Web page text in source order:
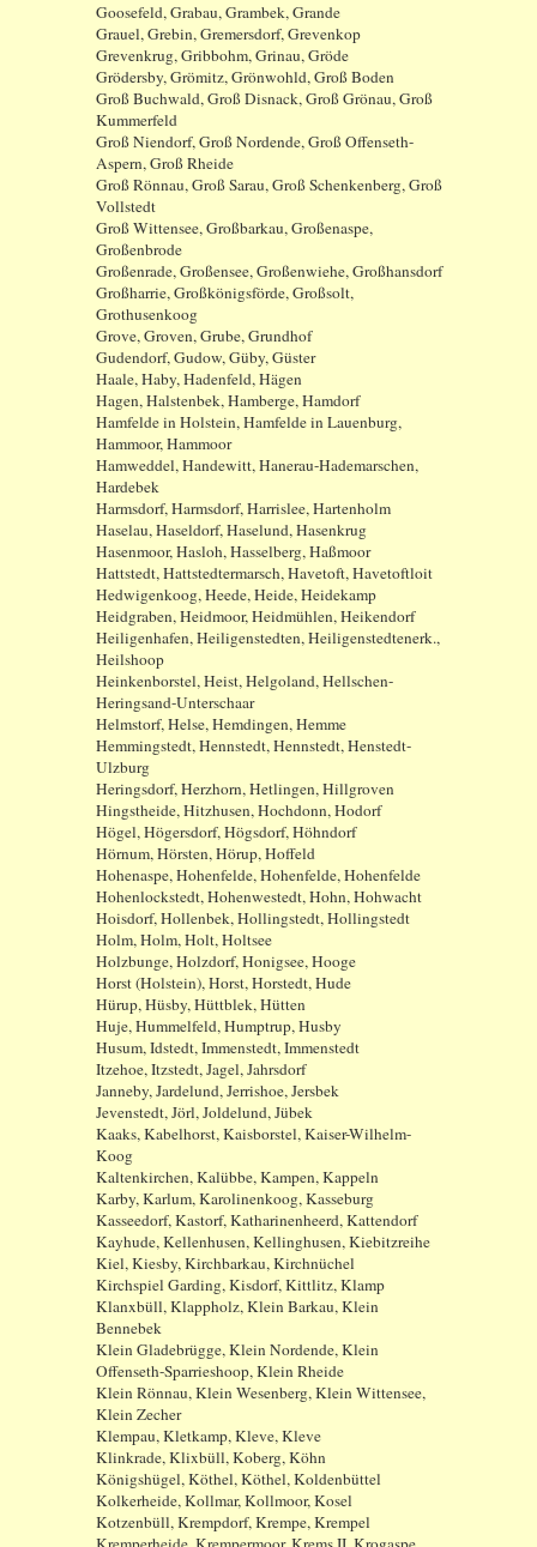
Goosefeld, Grabau, Grambek, Grande
Grauel, Grebin, Gremersdorf, Grevenkop
Grevenkrug, Gribbohm, Grinau, Gröde
Grödersby, Grömitz, Grönwohld, Groß Boden
Groß Buchwald, Groß Disnack, Groß Grönau, Groß
Kummerfeld
Groß Niendorf, Groß Nordende, Groß Offenseth-
Aspern, Groß Rheide
Groß Rönnau, Groß Sarau, Groß Schenkenberg, Groß
Vollstedt
Groß Wittensee, Großbarkau, Großenaspe,
Großenbrode
Großenrade, Großensee, Großenwiehe, Großhansdorf
Großharrie, Großkönigsförde, Großsolt,
Grothusenkoog
Grove, Groven, Grube, Grundhof
Gudendorf, Gudow, Güby, Güster
Haale, Haby, Hadenfeld, Hägen
Hagen, Halstenbek, Hamberge, Hamdorf
Hamfelde in Holstein, Hamfelde in Lauenburg,
Hammoor, Hammoor
Hamweddel, Handewitt, Hanerau-Hademarschen,
Hardebek
Harmsdorf, Harmsdorf, Harrislee, Hartenholm
Haselau, Haseldorf, Haselund, Hasenkrug
Hasenmoor, Hasloh, Hasselberg, Haßmoor
Hattstedt, Hattstedtermarsch, Havetoft, Havetoftloit
Hedwigenkoog, Heede, Heide, Heidekamp
Heidgraben, Heidmoor, Heidmühlen, Heikendorf
Heiligenhafen, Heiligenstedten, Heiligenstedtenerk.,
Heilshoop
Heinkenborstel, Heist, Helgoland, Hellschen-
Heringsand-Unterschaar
Helmstorf, Helse, Hemdingen, Hemme
Hemmingstedt, Hennstedt, Hennstedt, Henstedt-
Ulzburg
Heringsdorf, Herzhorn, Hetlingen, Hillgroven
Hingstheide, Hitzhusen, Hochdonn, Hodorf
Högel, Högersdorf, Högsdorf, Höhndorf
Hörnum, Hörsten, Hörup, Hoffeld
Hohenaspe, Hohenfelde, Hohenfelde, Hohenfelde
Hohenlockstedt, Hohenwestedt, Hohn, Hohwacht
Hoisdorf, Hollenbek, Hollingstedt, Hollingstedt
Holm, Holm, Holt, Holtsee
Holzbunge, Holzdorf, Honigsee, Hooge
Horst (Holstein), Horst, Horstedt, Hude
Hürup, Hüsby, Hüttblek, Hütten
Huje, Hummelfeld, Humptrup, Husby
Husum, Idstedt, Immenstedt, Immenstedt
Itzehoe, Itzstedt, Jagel, Jahrsdorf
Janneby, Jardelund, Jerrishoe, Jersbek
Jevenstedt, Jörl, Joldelund, Jübek
Kaaks, Kabelhorst, Kaisborstel, Kaiser-Wilhelm-
Koog
Kaltenkirchen, Kalübbe, Kampen, Kappeln
Karby, Karlum, Karolinenkoog, Kasseburg
Kasseedorf, Kastorf, Katharinenheerd, Kattendorf
Kayhude, Kellenhusen, Kellinghusen, Kiebitzreihe
Kiel, Kiesby, Kirchbarkau, Kirchnüchel
Kirchspiel Garding, Kisdorf, Kittlitz, Klamp
Klanxbüll, Klappholz, Klein Barkau, Klein
Bennebek
Klein Gladebrügge, Klein Nordende, Klein
Offenseth-Sparrieshoop, Klein Rheide
Klein Rönnau, Klein Wesenberg, Klein Wittensee,
Klein Zecher
Klempau, Kletkamp, Kleve, Kleve
Klinkrade, Klixbüll, Koberg, Köhn
Königshügel, Köthel, Köthel, Koldenbüttel
Kolkerheide, Kollmar, Kollmoor, Kosel
Kotzenbüll, Krempdorf, Krempe, Krempel